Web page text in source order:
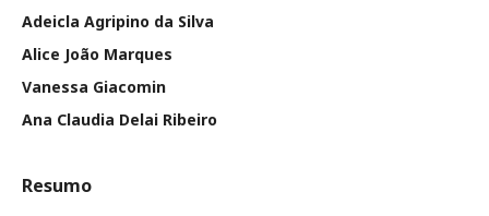
Adeicla Agripino da Silva
Alice João Marques
Vanessa Giacomin
Ana Claudia Delai Ribeiro
Resumo